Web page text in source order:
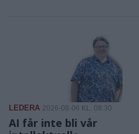
LEDERA 2026-08-06 KL. 08:30
AI får inte bli vår